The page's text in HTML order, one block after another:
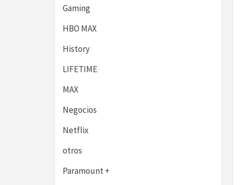
Gaming
HBO MAX
History
LIFETIME
MAX
Negocios
Netflix
otros
Paramount +